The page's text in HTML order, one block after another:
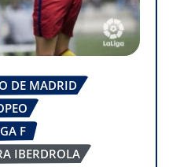
DE MADRID
F
IBERDROLA